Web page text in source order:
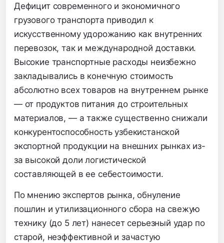
Дефицит современного и экономичного
грузового транспорта приводил к
искусственному удорожанию как внутренних
перевозок, так и международной доставки.
Высокие транспортные расходы неизбежно
закладывались в конечную стоимость
абсолютно всех товаров на внутреннем рынке
— от продуктов питания до строительных
материалов, — а также существенно снижали
конкурентоспособность узбекистанской
экспортной продукции на внешних рынках из-
за высокой доли логистической
составляющей в ее себестоимости.
По мнению экспертов рынка, обнуление
пошлин и утилизационного сбора на свежую
технику (до 5 лет) нанесет серьезный удар по
старой, неэффективной и зачастую